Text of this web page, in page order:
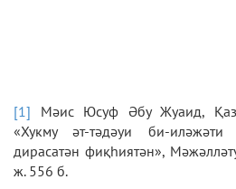
[1] Мәис Юсуф Әбу Жуаид,
«Хукму әт-тәдәуи би-иләжәти
дирасатән фиқһиятән»,
ж. 556 б.